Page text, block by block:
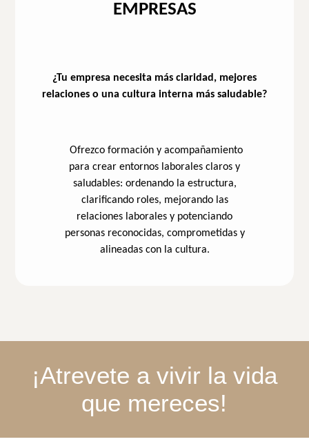
EMPRESAS
¿Tu empresa necesita más claridad, mejores
relaciones o una cultura interna más saludable?
Ofrezco formación y acompañamiento
para crear entornos laborales claros y
saludables: ordenando la estructura,
clarificando roles, mejorando las
relaciones laborales y potenciando
personas reconocidas, comprometidas y
alineadas con la cultura.
¡Atrevete a vivir la vida
que mereces!